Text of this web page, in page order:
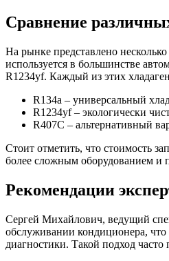
Сравнение
На рынке представлено
используется в большинстве
R1234yf. Каждый из этих
R134a – универсальный
R1234yf – экологически
R407C – альтернативный
Стоит отметить, что стоимость
более сложным оборудованием и
Рекомендации
Сергей Михайлович, ведущий
обслуживании кондиционера,
диагностики. Такой подход